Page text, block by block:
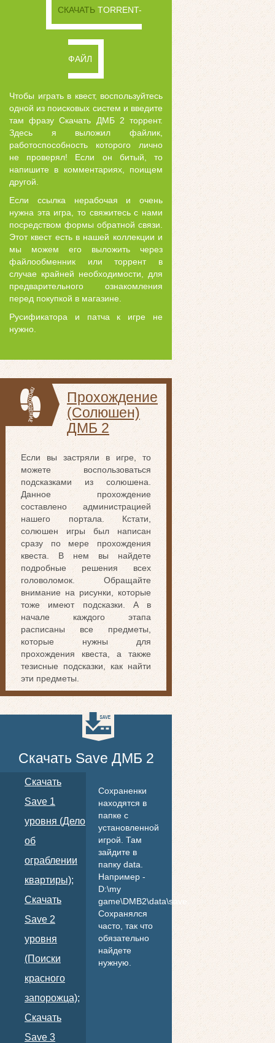
СКАЧАТЬ TORRENT-
ФАЙЛ
Чтобы играть в квест, воспользуйтесь
одной из поисковых систем и введите
там фразу Скачать ДМБ 2 торрент.
Здесь я выложил файлик,
работоспособность которого лично
не проверял! Если он битый, то
напишите в комментариях, поищем
другой.
Если ссылка нерабочая и очень
нужна эта игра, то свяжитесь с нами
посредством формы обратной связи.
Этот квест есть в нашей коллекции и
мы можем его выложить через
файлообменник или торрент в
случае крайней необходимости, для
предварительного ознакомления
перед покупкой в магазине.
Русификатора и патча к игре не
нужно.
Прохождение
(Солюшен)
ДМБ 2
Если вы застряли в игре, то
можете воспользоваться
подсказками из солюшена.
Данное прохождение
составлено администрацией
нашего портала. Кстати,
солюшен игры был написан
сразу по мере прохождения
квеста. В нем вы найдете
подробные решения всех
головоломок. Обращайте
внимание на рисунки, которые
тоже имеют подсказки. А в
начале каждого этапа
расписаны все предметы,
которые нужны для
прохождения квеста, а также
тезисные подсказки, как найти
эти предметы.
Скачать Save ДМБ 2
Скачать
Save 1
уровня (Дело
об
ограблении
квартиры);
Скачать
Save 2
уровня
(Поиски
красного
запорожца);
Скачать
Save 3
Сохраненки
находятся в
папке с
установленной
игрой. Там
зайдите в
папку data.
Например -
D:\my
game\DMB2\data\save.
Сохранялся
часто, так что
обязательно
найдете
нужную.